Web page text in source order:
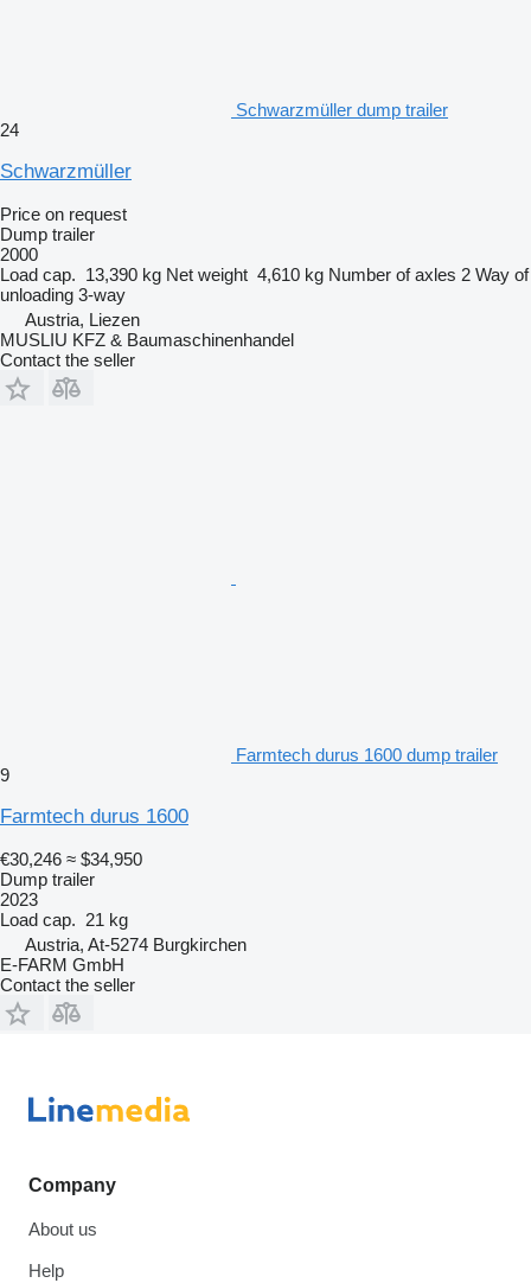
Schwarzmüller dump trailer
24
Schwarzmüller
Price on request
Dump trailer
2000
Load cap. 13,390 kg Net weight 4,610 kg Number of axles 2 Way of
unloading 3-way
Austria, Liezen
MUSLIU KFZ & Baumaschinenhandel
Contact the seller
Farmtech durus 1600 dump trailer
9
Farmtech durus 1600
€30,246 ≈ $34,950
Dump trailer
2023
Load cap. 21 kg
Austria, At-5274 Burgkirchen
E-FARM GmbH
Contact the seller
Company
About us
Help